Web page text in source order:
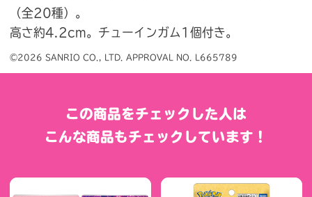
（全20種）。
高さ約4.2cm。チューインガム1個付き。
©2026 SANRIO CO., LTD. APPROVAL NO. L665789
この商品をチェックした人は
こんな商品もチェックしています！